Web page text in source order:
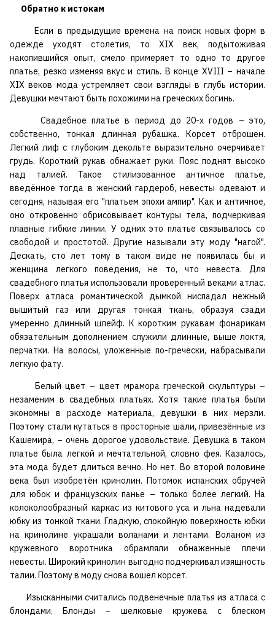
Обратно к истокам
Если в предыдущие времена на поиск новых форм в
одежде уходят столетия, то XIX век, подытоживая
накопившийся опыт, смело примеряет то одно то другое
платье, резко изменяя вкус и стиль. В конце XVIII – начале
XIX веков мода устремляет свои взгляды в глубь истории.
Девушки мечтают быть похожими на греческих богинь.
Свадебное платье в период до 20-х годов – это,
собственно, тонкая длинная рубашка. Корсет отброшен.
Легкий лиф с глубоким декольте выразительно очерчивает
грудь. Короткий рукав обнажает руки. Пояс поднят высоко
над талией. Такое стилизованное античное платье,
введённое тогда в женский гардероб, невесты одевают и
сегодня, называя его "платьем эпохи ампир". Как и античное,
оно откровенно обрисовывает контуры тела, подчеркивая
плавные гибкие линии. У одних это платье связывалось со
свободой и простотой. Другие называли эту моду "нагой".
Дескать, сто лет тому в таком виде не появилась бы и
женщина легкого поведения, не то, что невеста. Для
свадебного платья использовали проверенный веками атлас.
Поверх атласа романтической дымкой ниспадал нежный
вышитый газ или другая тонкая ткань, образуя сзади
умеренно длинный шлейф. К коротким рукавам фонарикам
обязательным дополнением служили длинные, выше локтя,
перчатки. На волосы, уложенные по-гречески, набрасывали
легкую фату.
Белый цвет – цвет мрамора греческой скульптуры –
незаменим в свадебных платьях. Хотя такие платья были
экономны в расходе материала, девушки в них мерзли.
Поэтому стали кутаться в просторные шали, привезённые из
Кашемира, – очень дорогое удовольствие. Девушка в таком
платье была легкой и мечтательной, словно фея. Казалось,
эта мода будет длиться вечно. Но нет. Во второй половине
века был изобретён кринолин. Потомок испанских обручей
для юбок и французских панье – только более легкий. На
колоколообразный каркас из китового уса и льна надевали
юбку из тонкой ткани. Гладкую, спокойную поверхность юбки
на кринолине украшали воланами и лентами. Воланом из
кружевного воротника обрамляли обнаженные плечи
невесты. Широкий кринолин выгодно подчеркивал изящность
талии. Поэтому в моду снова вошел корсет.
Изысканными считались подвенечные платья из атласа с
блондами. Блонды – шелковые кружева с блеском